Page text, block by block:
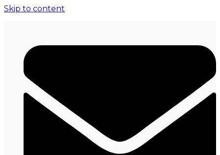
Skip to content